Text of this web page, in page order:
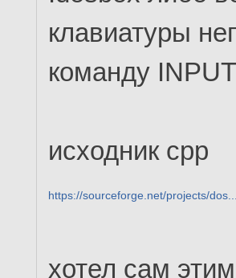
клавиатуры
команду INPUT
исходник cpp
https://sourceforge.net/projects/
хотел сам